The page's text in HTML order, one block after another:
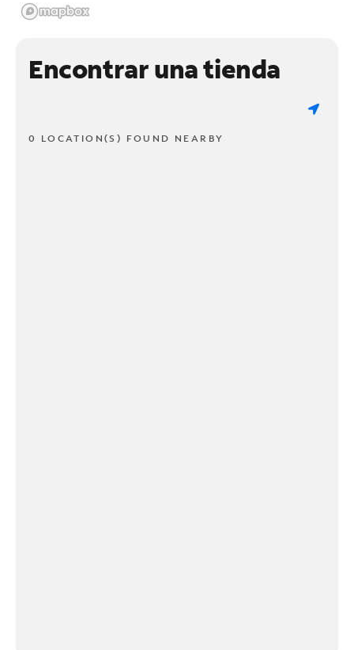
Encontrar una tienda
0 LOCATION(S) FOUND NEARBY